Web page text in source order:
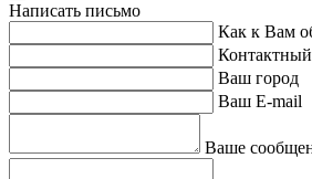
Написать письмо
Как к Вам
Ваш город
Ваш E-mail
Ваше